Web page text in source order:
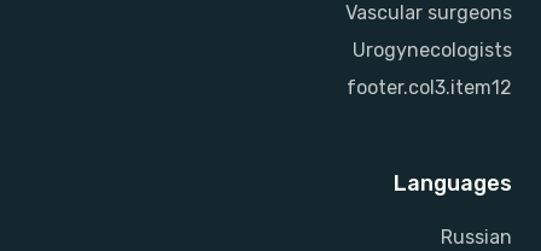
Vascular surgeons
Urogynecologists
footer.col3.item12
Languages
Russian